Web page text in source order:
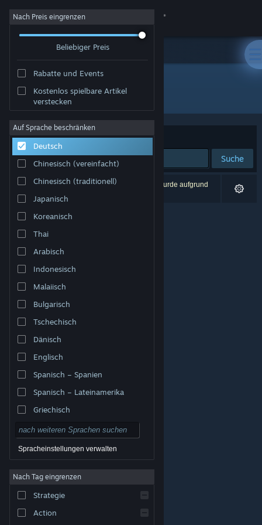
Anmelden
Info
Support
Sprache ändern
Steam-Mobile-App herunterladen
Desktopversion anzeigen
© Valve Corporation. Alle Rechte vorbehalten. Alle
USA und anderen Ländern.
Rechtliches
Barrierefreiheit
Nutzungsvertrag
Nach Preis eingrenzen
Beliebiger Preis
Rabatte und Events
Kostenlos spielbare Artikel
verstecken
Auf Sprache beschränken
Deutsch
Chinesisch (vereinfacht)
Chinesisch (traditionell)
Japanisch
Koreanisch
Thai
Arabisch
Indonesisch
Malaiisch
Bulgarisch
Tschechisch
Dänisch
Englisch
Spanisch – Spanien
Spanisch – Lateinamerika
Griechisch
Spracheinstellungen verwalten
Nach Tag eingrenzen
Strategie
Action
Entwickler: Joshua Linscott
Sortieren nach Relevanz
Suche
0 Ergebnisse entsprechen Ihrer Suche. 1 Titel wurde aufgrund
Ihrer Einstellungen ausgeschlossen.